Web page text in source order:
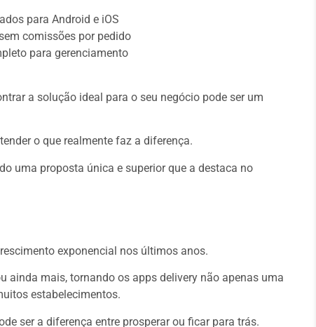
para Android e iOS
comissões por pedido
para gerenciamento
a solução ideal para o seu negócio pode ser um
o que realmente faz a diferença.
uma proposta única e superior que a destaca no
exponencial nos últimos anos.
ainda mais, tornando os apps delivery não apenas uma
estabelecimentos.
ser a diferença entre prosperar ou ficar para trás.